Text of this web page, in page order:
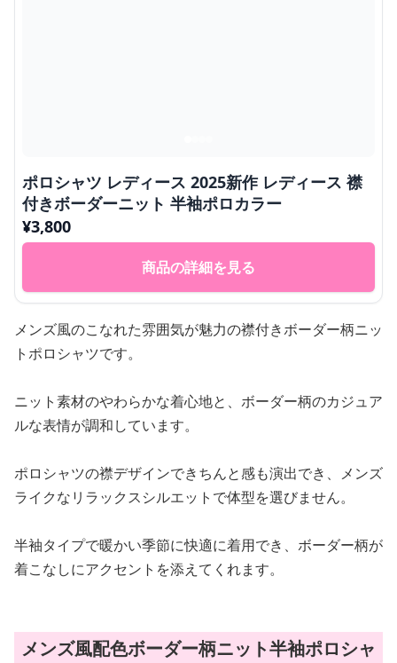
ポロシャツ レディース 2025新作 レディース 襟
付きボーダーニット 半袖ポロカラー
¥3,800
商品の詳細を見る
メンズ風のこなれた雰囲気が魅力の襟付きボーダー柄ニッ
トポロシャツです。
ニット素材のやわらかな着心地と、ボーダー柄のカジュア
ルな表情が調和しています。
ポロシャツの襟デザインできちんと感も演出でき、メンズ
ライクなリラックスシルエットで体型を選びません。
半袖タイプで暖かい季節に快適に着用でき、ボーダー柄が
着こなしにアクセントを添えてくれます。
メンズ風配色ボーダー柄ニット半袖ポロシャ